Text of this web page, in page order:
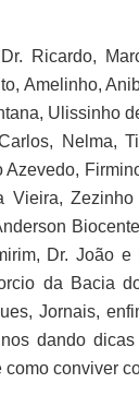
Ricardo,
Amelinho,
Ulissinho
Nelma,
Dr. João
da Bacia
Jornais,
dando
conviver